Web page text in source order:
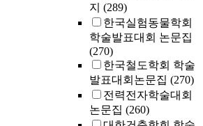
지 (289)
한국실험동물학회
학술발표대회 논문집
(270)
한국철도학회 학술
발표대회논문집 (270)
전력전자학술대회
논문집 (260)